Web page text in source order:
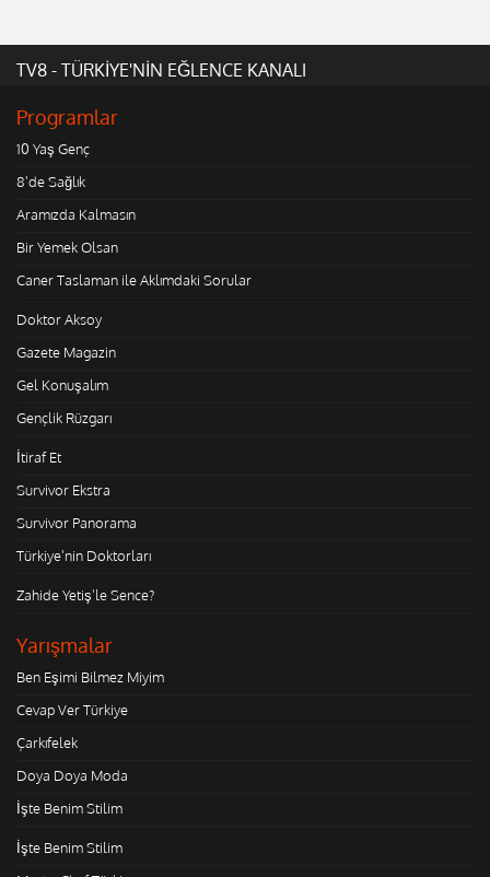
TV8 - TÜRKİYE'NİN EĞLENCE KANALI
Programlar
10 Yaş Genç
8'de Sağlık
Aramızda Kalmasın
Bir Yemek Olsan
Caner Taslaman ile Aklımdaki Sorular
Doktor Aksoy
Gazete Magazin
Gel Konuşalım
Gençlik Rüzgarı
İtiraf Et
Survivor Ekstra
Survivor Panorama
Türkiye'nin Doktorları
Zahide Yetiş'le Sence?
Yarışmalar
Ben Eşimi Bilmez Miyim
Cevap Ver Türkiye
Çarkıfelek
Doya Doya Moda
İşte Benim Stilim
İşte Benim Stilim